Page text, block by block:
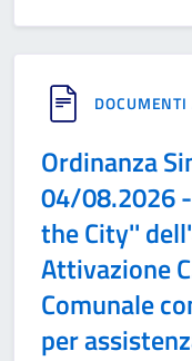
Ordinanza
04/08.2026
the City''
Attivazione
Comunale
per